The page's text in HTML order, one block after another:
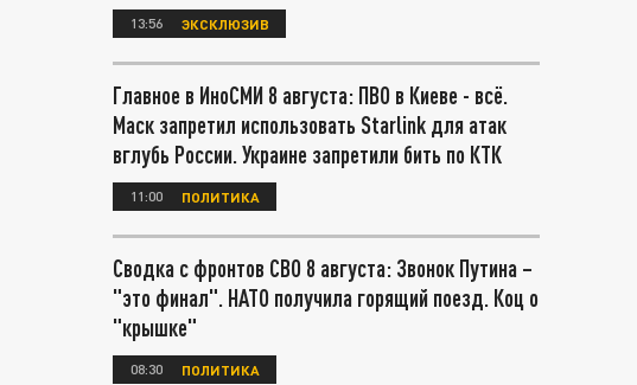
13:56 ЭКСКЛЮЗИВ
Главное в ИноСМИ 8 августа: ПВО в Киеве - всё.
Маск запретил использовать Starlink для атак
вглубь России. Украине запретили бить по КТК
11:00 ПОЛИТИКА
Сводка с фронтов СВО 8 августа: Звонок Путина –
"это финал". НАТО получила горящий поезд. Коц о
"крышке"
08:30 ПОЛИТИКА